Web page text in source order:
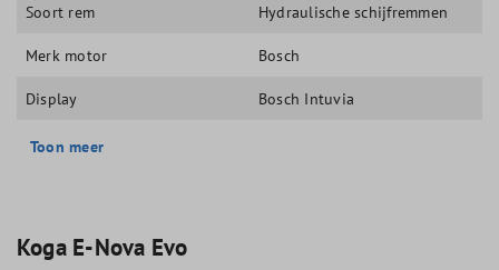
Soort rem Hydraulische schijfremmen
Merk motor Bosch
Display Bosch Intuvia
Toon meer
Koga E-Nova Evo